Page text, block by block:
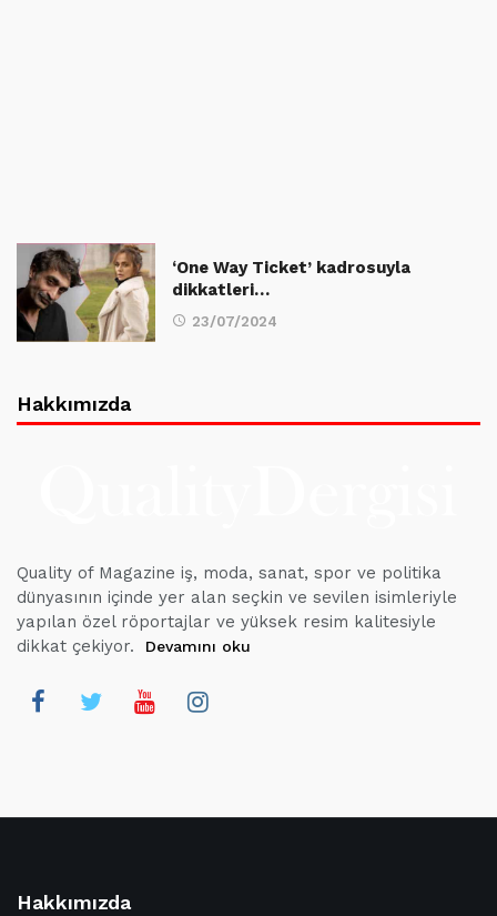
‘One Way Ticket’ kadrosuyla
dikkatleri…
23/07/2024
Hakkımızda
Quality of Magazine iş, moda, sanat, spor ve politika
dünyasının içinde yer alan seçkin ve sevilen isimleriyle
yapılan özel röportajlar ve yüksek resim kalitesiyle
dikkat çekiyor.
Devamını oku
Hakkımızda